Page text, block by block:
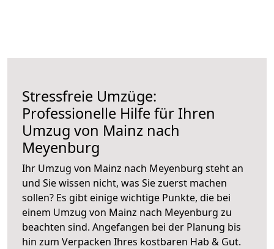
Stressfreie Umzüge:
Professionelle Hilfe für Ihren
Umzug von Mainz nach
Meyenburg
Ihr Umzug von Mainz nach Meyenburg steht an
und Sie wissen nicht, was Sie zuerst machen
sollen? Es gibt einige wichtige Punkte, die bei
einem Umzug von Mainz nach Meyenburg zu
beachten sind. Angefangen bei der Planung bis
hin zum Verpacken Ihres kostbaren Hab & Gut.